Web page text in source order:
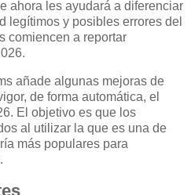
ahora les ayudará a diferenciar
legítimos y posibles errores del
comiencen a reportar
añade algunas mejoras de
de forma automática, el
El objetivo es que los
al utilizar la que es una de
más populares para